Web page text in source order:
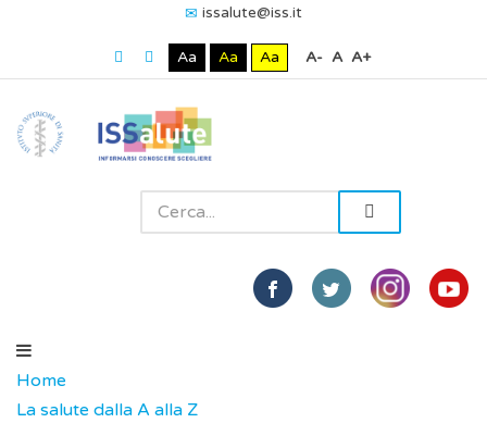
issalute@iss.it
Aa Aa Aa A- A A+
Home
La salute dalla A alla Z